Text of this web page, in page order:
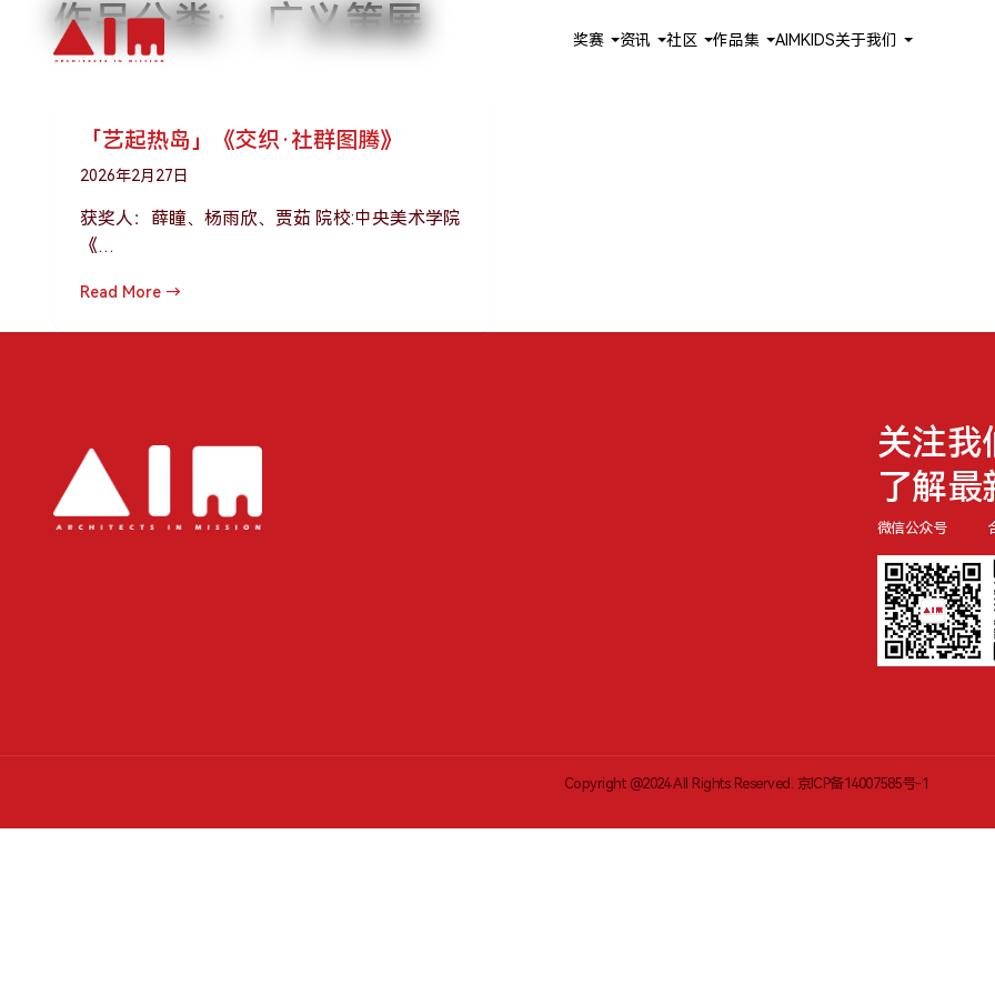
跳到主要内容
奖赛 资讯 社区 作品集 AIMKIDS关于我们
作品分类： 广义策展
「艺起热岛」《交织·社群图腾》
2026年2月27日
获奖人：薛瞳、杨雨欣、贾茹 院校:中央美术学院
《…
Read More →
关注我
了解最
微信公众号
Copyright @2024 All Rights Reserved. 京ICP备14007585号-1